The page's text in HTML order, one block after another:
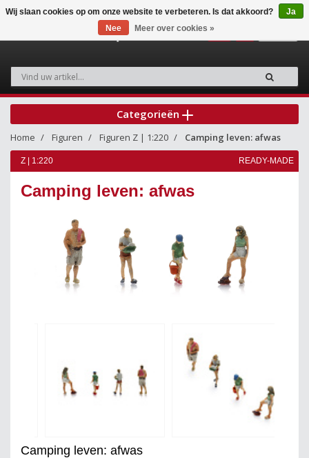
Categorieën
Home Figuren Figuren Z | 1:220 Camping leven: afwas
Z | 1:220 READY-MADE
Camping leven: afwas
Camping leven: afwas
Wij slaan cookies op om onze website te verbeteren. Is dat akkoord?
Ja
Nee
Meer over cookies »